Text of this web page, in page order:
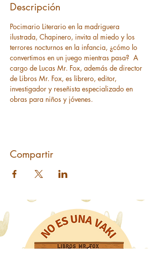
Descripción
Pocimario Literario en la madriguera
ilustrada, Chapinero, invita al miedo y los
terrores nocturnos en la infancia, ¿cómo lo
convertimos en un juego mientras pasa?  A
cargo de Lucas Mr. Fox, además de director
de Libros Mr. Fox, es librero, editor,
investigador y reseñista especializado en
obras para niños y jóvenes.
Compartir